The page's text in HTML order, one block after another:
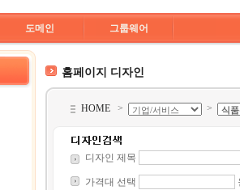
도메인 그룹웨어
홈페이지 디자인
HOME > >
디자인 제목
가격대 선택